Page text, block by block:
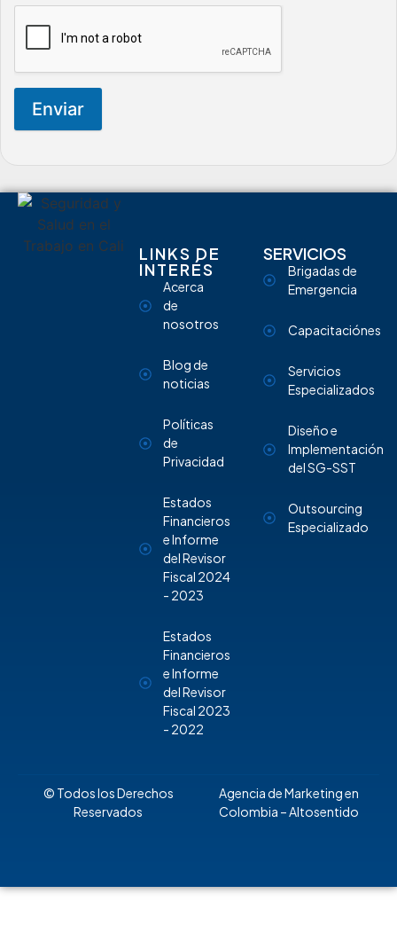
Enviar
LINKS DE
INTERÉS
Acerca
de
nosotros
Blog de
noticias
Políticas
de
Privacidad
Estados
Financieros
e Informe
del Revisor
Fiscal 2024
- 2023
Estados
Financieros
e Informe
del Revisor
Fiscal 2023
- 2022
SERVICIOS
Brigadas de
Emergencia
Capacitaciónes
Servicios
Especializados
Diseño e
Implementación
del SG-SST
Outsourcing
Especializado
© Todos los Derechos
Reservados
Agencia de Marketing en
Colombia – Altosentido